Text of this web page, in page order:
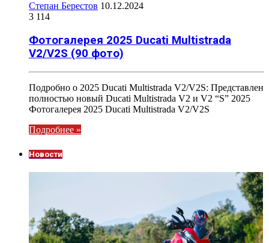
Степан Берестов 10.12.2024
3 114
Фотогалерея 2025 Ducati Multistrada
V2/V2S (90 фото)
Подробно о 2025 Ducati Multistrada V2/V2S: Представлен
полностью новый Ducati Multistrada V2 и V2 “S” 2025
Фотогалерея 2025 Ducati Multistrada V2/V2S
Подробнее »
Новости